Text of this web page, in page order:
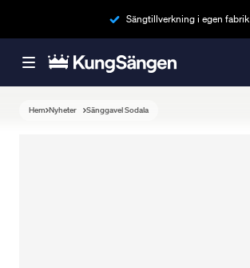
Sängtillverkning i egen fabrik
Hem Nyheter Sänggavel Sodala